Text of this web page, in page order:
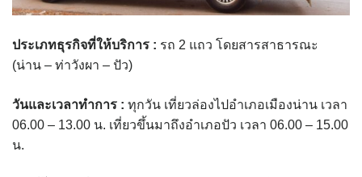
กองสาธารณสุขฯ
การเปิดเผยข้อมูลข่าวสารปี 2566 integrity transparency
assessment ITA2023
ข้อกำหนดการใช้งาน
ข้อมูลประชากร
ประเภทธุรกิจที่ให้บริการ : รถ 2 แถว โดยสารสาธารณะ
(น่าน – ท่าวังผา – ปัว)
วันและเวลาทำการ : ทุกวัน เที่ยวล่องไปอำเภอเมืองน่าน เวลา
06.00 – 13.00 น. เที่ยวขึ้นมาถึงอำเภอปัว เวลา 06.00 – 15.00
น.